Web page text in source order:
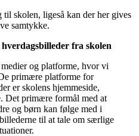
skolen, ligeså kan der her gives
samtykke.
fra skolen
og platforme, hvor vi
primære platforme for
er skolens hjemmeside,
Det primære formål med at
og børn kan følge med i
til at tale om særlige